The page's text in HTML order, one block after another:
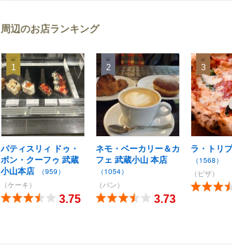
周辺のお店ランキング
1
パティスリィ ドゥ・
ボン・クーフゥ 武蔵
小山本店
（959）
（ケーキ）
3.75
2
ネモ・ベーカリー＆カ
フェ 武蔵小山 本店
（1054）
（パン）
3.73
3
ラ・トリ
（1568）
（ピザ）